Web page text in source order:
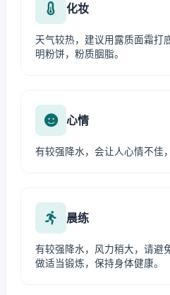
化妆
天气较热，建议用露质面霜打
明粉饼，粉质胭脂。
心情
有较强降水，会让人心情不佳
晨练
有较强降水，风力稍大，请避
做适当锻炼，保持身体健康。